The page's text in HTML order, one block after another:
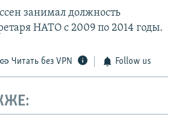
занимал должность
НАТО с 2009 по 2014 годы.
Читать без VPN Follow us